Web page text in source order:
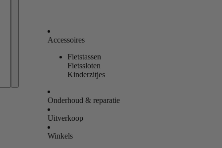
Accessoires
Fietstassen
Fietssloten
Kinderzitjes
Onderhoud & reparatie
Uitverkoop
Winkels
Bestellingen
Profiel